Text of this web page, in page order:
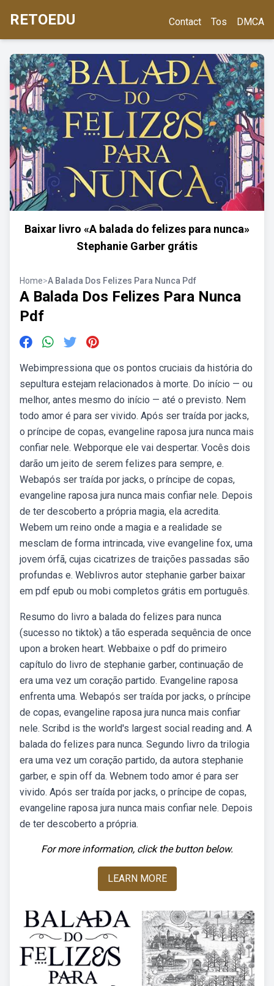
RETOEDU Contact Tos DMCA
Baixar livro «A balada do felizes para nunca»
Stephanie Garber grátis
Home>A Balada Dos Felizes Para Nunca Pdf
A Balada Dos Felizes Para Nunca
Pdf
Webimpressiona que os pontos cruciais da história do
sepultura estejam relacionados à morte. Do início — ou
melhor, antes mesmo do início — até o previsto. Nem
todo amor é para ser vivido. Após ser traída por jacks,
o príncipe de copas, evangeline raposa jura nunca mais
confiar nele. Webporque ele vai despertar. Vocês dois
darão um jeito de serem felizes para sempre, e.
Webapós ser traída por jacks, o príncipe de copas,
evangeline raposa jura nunca mais confiar nele. Depois
de ter descoberto a própria magia, ela acredita.
Webem um reino onde a magia e a realidade se
mesclam de forma intrincada, vive evangeline fox, uma
jovem órfã, cujas cicatrizes de traições passadas são
profundas e. Weblivros autor stephanie garber baixar
em pdf epub ou mobi completos grátis em português.
Resumo do livro a balada do felizes para nunca
(sucesso no tiktok) a tão esperada sequência de once
upon a broken heart. Webbaixe o pdf do primeiro
capítulo do livro de stephanie garber, continuação de
era uma vez um coração partido. Evangeline raposa
enfrenta uma. Webapós ser traída por jacks, o príncipe
de copas, evangeline raposa jura nunca mais confiar
nele. Scribd is the world's largest social reading and. A
balada do felizes para nunca. Segundo livro da trilogia
era uma vez um coração partido, da autora stephanie
garber, e spin off da. Webnem todo amor é para ser
vivido. Após ser traída por jacks, o príncipe de copas,
evangeline raposa jura nunca mais confiar nele. Depois
de ter descoberto a própria.
For more information, click the button below.
LEARN MORE